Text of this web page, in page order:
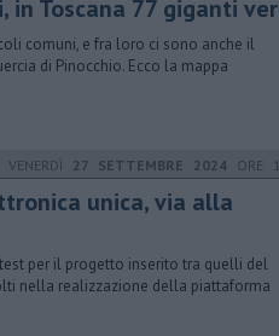
in Toscana 77 giganti
comuni, e fra loro ci sono anche il
di Pinocchio. Ecco la mappa
VENERDÌ 27 SETTEMBRE 2024 ORE
unica, via alla
per il progetto inserito tra quelli del
nella realizzazione della piattaforma